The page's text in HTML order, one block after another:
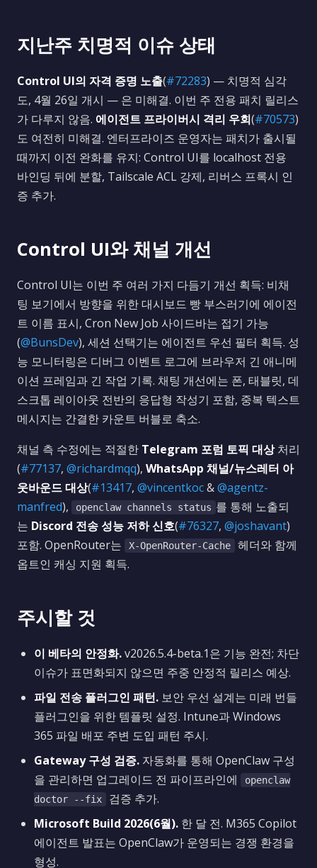
지난주 치명적 이슈 상태
Control UI의 자격 증명 노출(#72283) — 치명적 심각
도, 4월 26일 개시 — 은 미해결. 이번 주 전용 패치 릴리스
가 다루지 않음. 에이전트 프라이버시 격리 우회(#70573)
도 여전히 미해결. 엔터프라이즈 운영자는 패치가 출시될
때까지 이전 완화를 유지: Control UI를 localhost 전용
바인딩 뒤에 분할, Tailscale ACL 강제, 리버스 프록시 인
증 추가.
Control UI와 채널 개선
Control UI는 이번 주 여러 가지 다듬기 개선 획득: 비채
팅 보기에서 방향을 위한 대시보드 빵 부스러기에 에이전
트 이름 표시, Cron New Job 사이드바는 접기 가능
(@BunsDev), 세션 선택기는 에이전트 우선 필터 획득. 성
능 모니터링은 디버그 이벤트 로그에 브라우저 긴 애니메
이션 프레임과 긴 작업 기록. 채팅 개선에는 폰, 태블릿, 데
스크톱 레이아웃 전반의 응답형 작성기 포함, 중복 텍스트
메시지는 간결한 카운트 버블로 축소.
채널 측 수정에는 적절한 Telegram 포럼 토픽 대상처리
(#77137, @richardmqq), WhatsApp 채널/뉴스레터 아
웃바운드 대상(#13417, @vincentkoc&@agentz-
manfred), openclaw channels status 를 통해 노출되
는 Discord 전송 성능 저하 신호(#76327, @joshavant)
포함. OpenRouter는
X-OpenRouter-Cache
헤더와 함께
옵트인 캐싱 지원 획득.
주시할 것
이 베타의 안정화.v2026.5.4-beta.1은 기능 완전; 차단
이슈가 표면화되지 않으면 주중 안정적 릴리스 예상.
파일 전송 플러그인 패턴. 보안 우선 설계는 미래 번들
플러그인을 위한 템플릿 설정. Intune과 Windows
365 파일 배포 주변 도입 패턴 주시.
Gateway 구성 검증. 자동화를 통해 OpenClaw 구성
을 관리하면 업그레이드 전 파이프라인에
openclaw
doctor --fix
검증 추가.
Microsoft Build 2026(6월). 한 달 전. M365 Copilot
에이전트 발표는 OpenClaw가 운영되는 경쟁 환경을
형성.